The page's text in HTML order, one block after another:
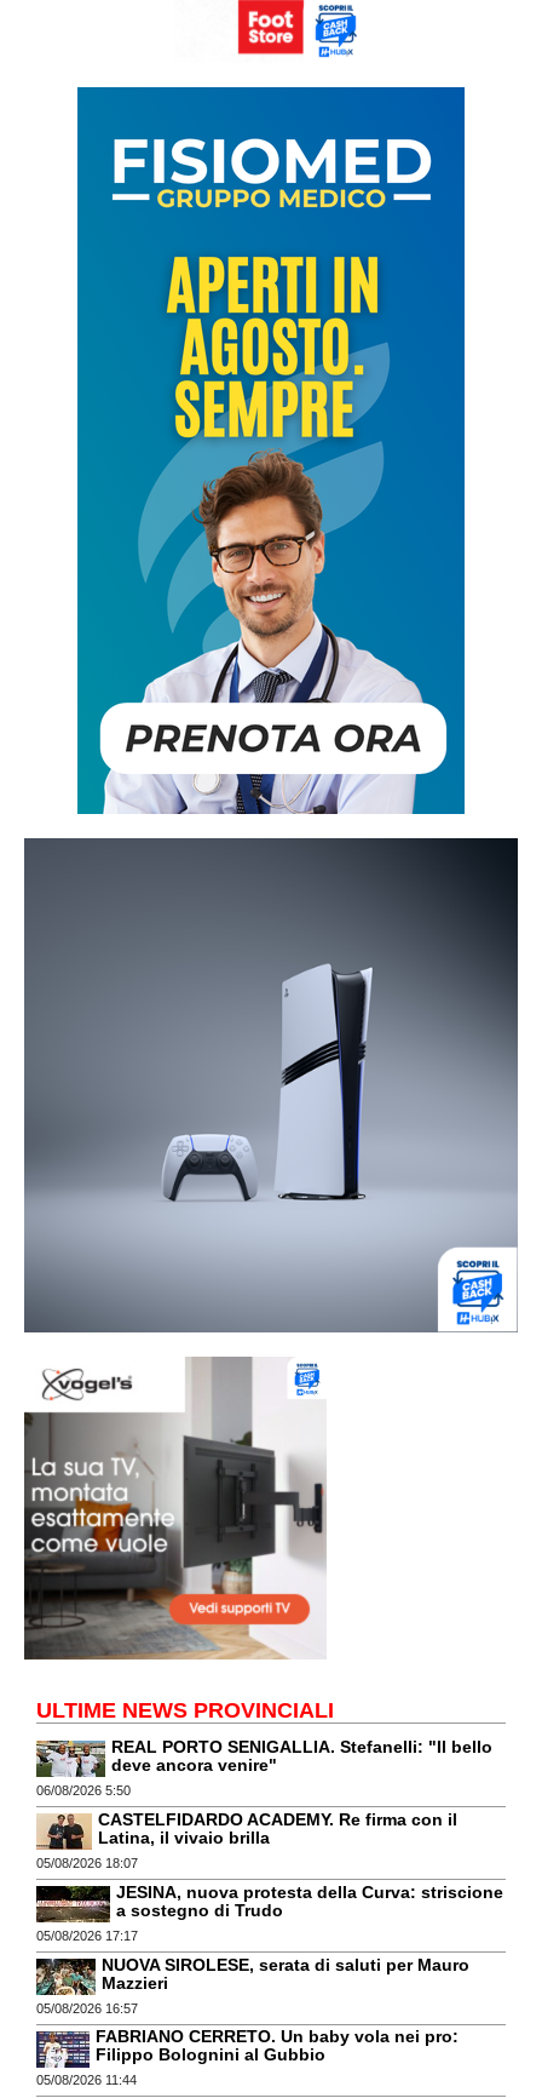
ULTIME NEWS PROVINCIALI
REAL PORTO SENIGALLIA. Stefanelli: "Il bello
deve ancora venire"
06/08/2026 5:50
CASTELFIDARDO ACADEMY. Re firma con il
Latina, il vivaio brilla
05/08/2026 18:07
JESINA, nuova protesta della Curva: striscione
a sostegno di Trudo
05/08/2026 17:17
NUOVA SIROLESE, serata di saluti per Mauro
Mazzieri
05/08/2026 16:57
FABRIANO CERRETO. Un baby vola nei pro:
Filippo Bolognini al Gubbio
05/08/2026 11:44